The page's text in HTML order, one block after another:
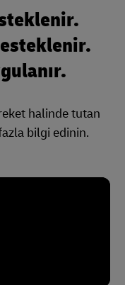
halinde tutan
bilgi edinin.